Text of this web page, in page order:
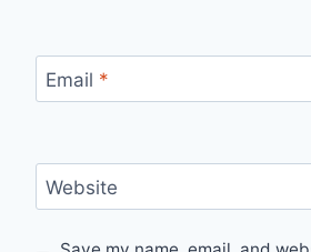
Email *
Website